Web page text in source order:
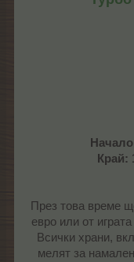
Край:
През това време
евро или от
Всички храни,
мелят за